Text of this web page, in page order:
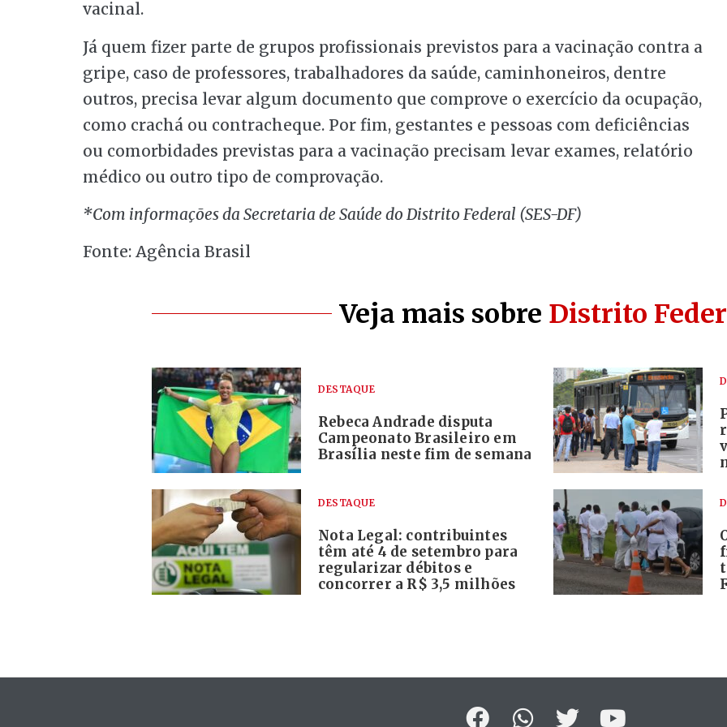
vacinal.
Já quem fizer parte de grupos profissionais previstos para a vacinação contra a
gripe, caso de professores, trabalhadores da saúde, caminhoneiros, dentre
outros, precisa levar algum documento que comprove o exercício da ocupação,
como crachá ou contracheque. Por fim, gestantes e pessoas com deficiências
ou comorbidades previstas para a vacinação precisam levar exames, relatório
médico ou outro tipo de comprovação.
*Com informações da Secretaria de Saúde do Distrito Federal (SES-DF)
Fonte: Agência Brasil
Veja mais sobre Distrito
DESTAQUE
Rebeca Andrade disputa
Campeonato Brasileiro em
Brasília neste fim de semana
DESTAQUE
Nota Legal: contribuintes
têm até 4 de setembro para
regularizar débitos e
concorrer a R$ 3,5 milhões